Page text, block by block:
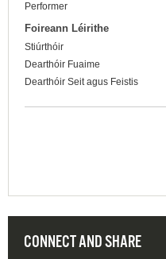
Performer
Foireann Léirithe
Stiúrthóir
Dearthóir Fuaime
Dearthóir Seit agus Feistis
CONNECT AND SHARE